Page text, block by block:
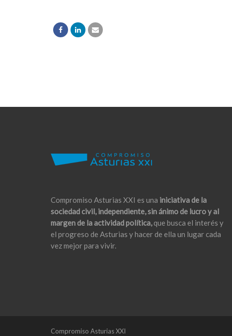
Compromiso Asturias XXI es una iniciativa de la
sociedad civil, independiente, sin ánimo de lucro y al
margen de la actividad política,que busca el interés y
el progreso de Asturias y hacer de ella un lugar cada
vez mejor para vivir.
Compromiso Asturias XXI